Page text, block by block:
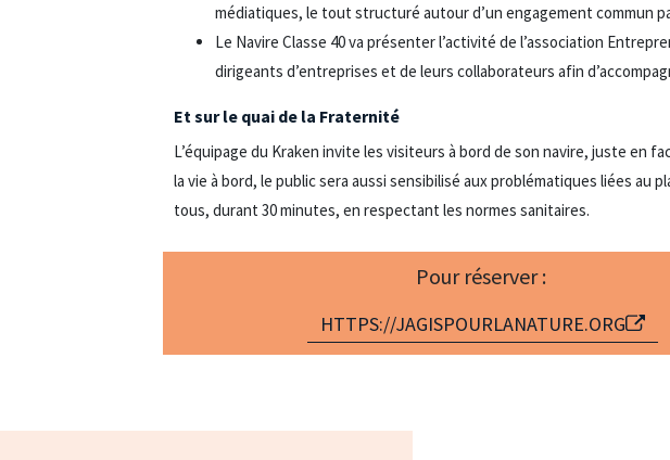
médiatiques, le tout structuré autour d’un engagement commun
Le Navire Classe 40 va présenter l’activité de l’association
dirigeants d’entreprises et de leurs collaborateurs afin
Et sur le quai de la Fraternité
L’équipage du Kraken invite les visiteurs à bord de son navire, juste en
la vie à bord, le public sera aussi sensibilisé aux problématiques liées
tous, durant 30 minutes, en respectant les normes sanitaires.
Pour réserver :
HTTPS://JAGISPOURLANATURE.ORG